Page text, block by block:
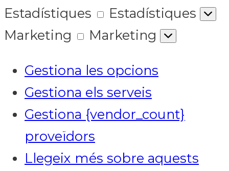
Estadístiques
Estadístiques
Marketing
Marketing
Gestiona les opcions
Gestiona els serveis
Gestiona {vendor_count}
proveïdors
Llegeix més sobre aquests